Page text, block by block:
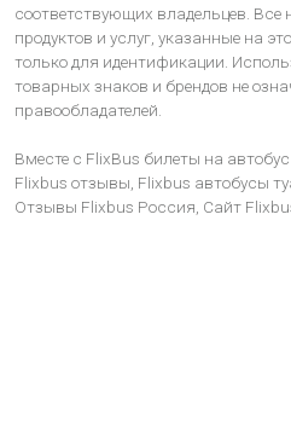
соответствующих владельцев. Все
продуктов и услуг, указанные на
только для идентификации.
товарных знаков и брендов не
правообладателей.
Вместе с FlixBus билеты на
Flixbus отзывы, Flixbus автобусы
Отзывы Flixbus Россия, Сайт